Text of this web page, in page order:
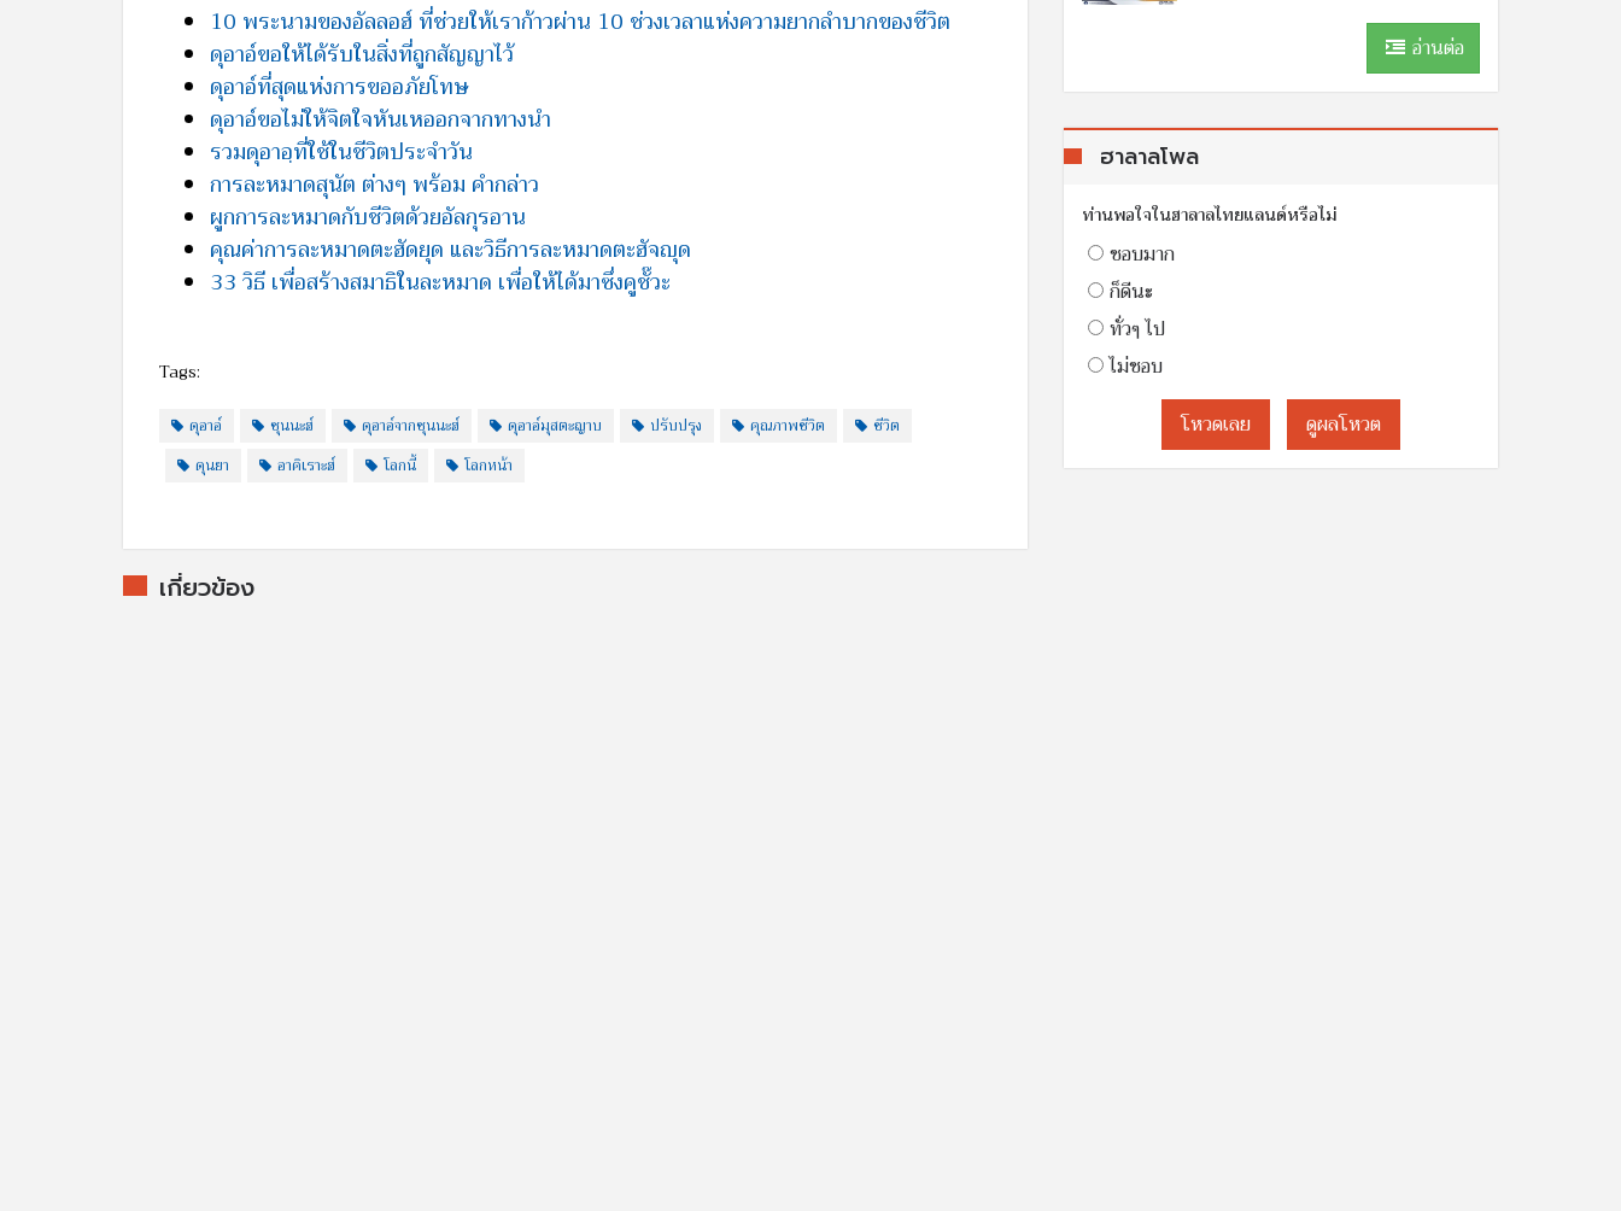
10 พระนามของอัลลอฮ์ ที่ช่วยให้เราก้าวผ่าน 10 ช่วงเวลาแห่งความยากลำบากของชีวิต
ดุอาอ์ขอให้ได้รับในสิ่งที่ถูกสัญญาไว้
ดุอาอ์ที่สุดแห่งการขออภัยโทษ
ดุอาอ์ขอไม่ให้จิตใจหันเหออกจากทางนำ
รวมดุอาอฺที่ใช้ในชีวิตประจำวัน
การละหมาดสุนัต ต่างๆ พร้อม คำกล่าว
ผูกการละหมาดกับชีวิตด้วยอัลกุรอาน
คุณค่าการละหมาดตะฮัดยุด และวิธีการละหมาดตะฮัจญุด
33 วิธี เพื่อสร้างสมาธิในละหมาด เพื่อให้ได้มาซึ่งคูชั๊วะ
Tags:
ดุอาอ์ ซุนนะฮ์ ดุอาอ์จากซุนนะฮ์ ดุอาอ์มุสตะญาบ ปรับปรุง คุณภาพชีวิต
ชีวิต
ดุนยา
อาคิเราะฮ์ โลกนี้ โลกหน้า
เกี่ยวข้อง
อ่านต่อ
ฮาลาลโพล
ท่านพอใจในฮาลาลไทยแลนด์หรือไม่
ชอบมาก
ก็ดีนะ
ทั่วๆ ไป
ไม่ชอบ
โหวดเลย
ดูผลโหวต